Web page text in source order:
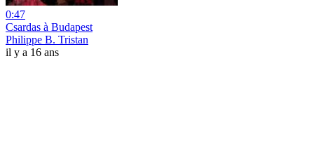
0:47
Csardas à Budapest
Philippe B. Tristan
il y a 16 ans